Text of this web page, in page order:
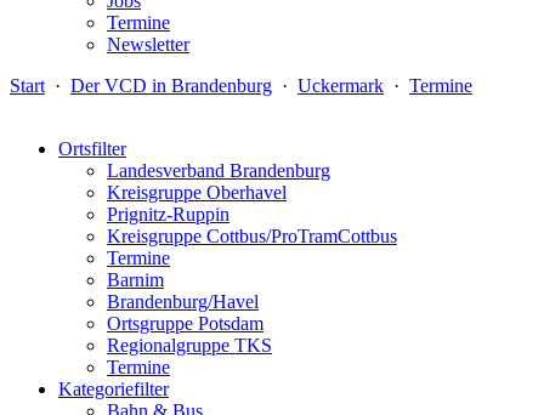
Termine
Newsletter
Start · Der VCD in Brandenburg · Uckermark · Termine
Ortsfilter
Landesverband Brandenburg
Kreisgruppe Oberhavel
Prignitz-Ruppin
Kreisgruppe Cottbus/ProTramCottbus
Termine
Barnim
Brandenburg/Havel
Ortsgruppe Potsdam
Regionalgruppe TKS
Termine
Kategoriefilter
Bahn & Bus